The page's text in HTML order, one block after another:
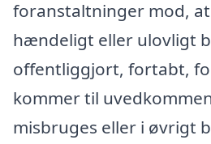
foranstaltninger mod,
hændeligt eller ulovligt
offentliggjort, fortabt,
kommer til
misbruges eller i øvrigt